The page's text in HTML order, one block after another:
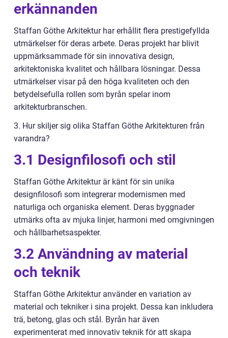
erkännanden
Staffan Göthe Arkitektur har erhållit flera prestigefyllda
utmärkelser för deras arbete. Deras projekt har blivit
uppmärksammade för sin innovativa design,
arkitektoniska kvalitet och hållbara lösningar. Dessa
utmärkelser visar på den höga kvaliteten och den
betydelsefulla rollen som byrån spelar inom
arkitekturbranschen.
3. Hur skiljer sig olika Staffan Göthe Arkitekturen från
varandra?
3.1 Designfilosofi och stil
Staffan Göthe Arkitektur är känt för sin unika
designfilosofi som integrerar modernismen med
naturliga och organiska element. Deras byggnader
utmärks ofta av mjuka linjer, harmoni med omgivningen
och hållbarhetsaspekter.
3.2 Användning av material
och teknik
Staffan Göthe Arkitektur använder en variation av
material och tekniker i sina projekt. Dessa kan inkludera
trä, betong, glas och stål. Byrån har även
experimenterat med innovativ teknik för att skapa